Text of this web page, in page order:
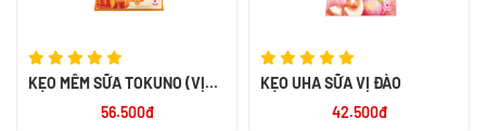
KẸO MỀM SỮA TOKUNO (VỊ
56.500đ
KẸO UHA SỮA VỊ ĐÀO
42.500đ